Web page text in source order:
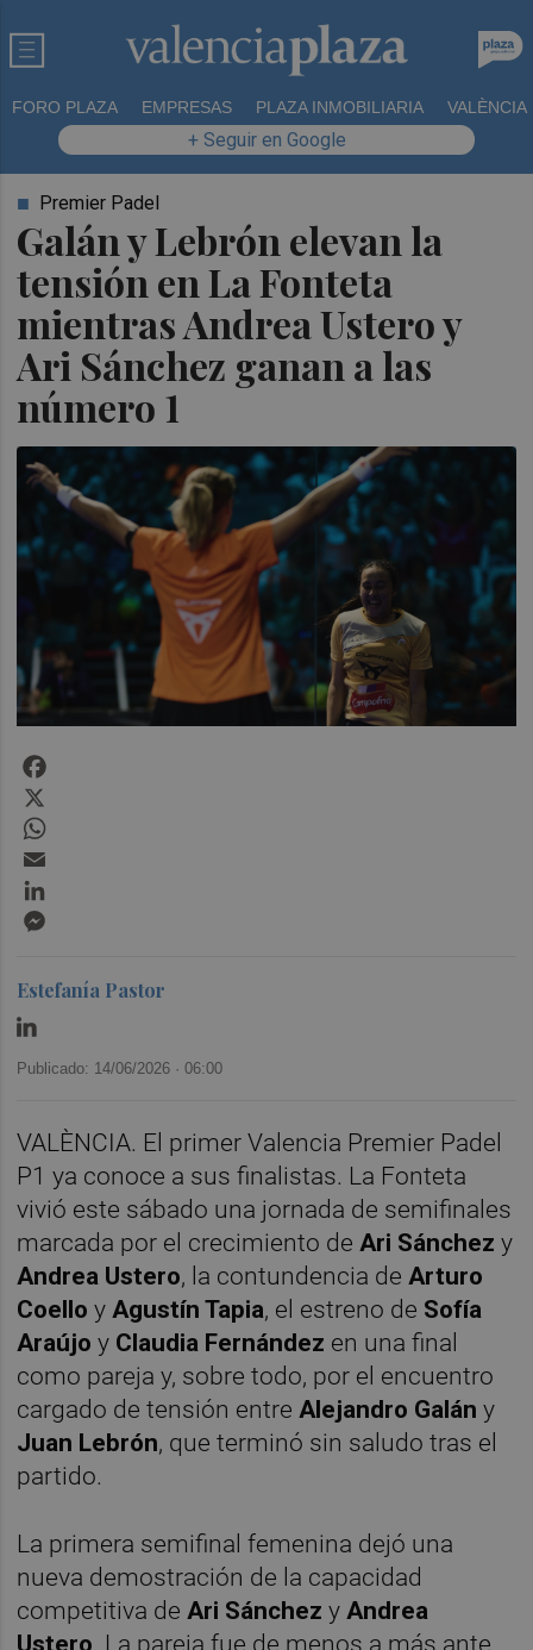
FORO PLAZA EMPRESAS PLAZA INMOBILIARIA VALÈNCIA
+ Seguir en Google
Galán y Lebrón elevan la
tensión en La Fonteta
mientras Andrea Ustero y
Ari Sánchez ganan a las
número 1
Premier Padel
Estefanía Pastor
Publicado: 14/06/2026 ·06:00
VALÈNCIA. El primer Valencia Premier Padel
P1 ya conoce a sus finalistas. La Fonteta
vivió este sábado una jornada de semifinales
marcada por el crecimiento de Ari Sánchez y
Andrea Ustero, la contundencia de Arturo
Coello y Agustín Tapia, el estreno de Sofía
Araújo y Claudia Fernández en una final
como pareja y, sobre todo, por el encuentro
cargado de tensión entre Alejandro Galán y
Juan Lebrón, que terminó sin saludo tras el
partido.
La primera semifinal femenina dejó una
nueva demostración de la capacidad
competitiva de Ari Sánchez y Andrea
Ustero. La pareja fue de menos a más ante